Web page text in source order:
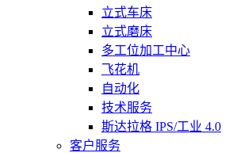
立式车床
立式磨床
多工位加工中心
飞花机
自动化
技术服务
斯达拉格 IPS/工业 4.0
客户服务